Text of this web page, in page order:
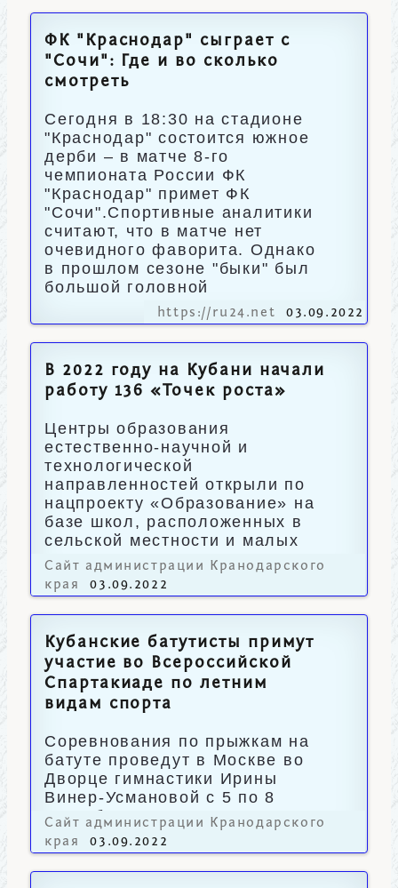
ФК "Краснодар" сыграет с
"Сочи": Где и во сколько
смотреть
Сегодня в 18:30 на стадионе
"Краснодар" состоится южное
дерби – в матче 8-го
чемпионата России ФК
"Краснодар" примет ФК
"Сочи".Спортивные аналитики
считают, что в матче нет
очевидного фаворита. Однако
в прошлом сезоне "быки" был
большой головной
https://ru24.net 03.09.2022
В 2022 году на Кубани начали
работу 136 «Точек роста»
Центры образования
естественно-научной и
технологической
направленностей открыли по
нацпроекту «Образование» на
базе школ, расположенных в
сельской местности и малых
городах.
Сайт администрации Кранодарского
края
03.09.2022
Кубанские батутисты примут
участие во Всероссийской
Спартакиаде по летним
видам спорта
Соревнования по прыжкам на
батуте проведут в Москве во
Дворце гимнастики Ирины
Винер-Усмановой с 5 по 8
сентября.
Сайт администрации Кранодарского
края
03.09.2022